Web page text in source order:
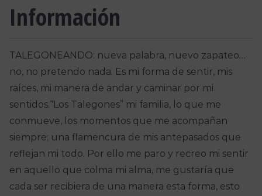
Información
TALEGONEANDO: nueva palabra, nuevo zapateo…
no, no pretendo nada. Es mi forma de sentir, mis
raíces, mi manera de andar y caminar por mi
sentidos.“Los Talegones” mi familia, lo que me
conmueve, los momentos que me acompañan
siempre; una flamencura de mis antepasados que
reflejan mi todo. Por ello me paro y recreo mi sentir
en aquello que colma mi alma, me gustaría que
cada ser recibiera de una manera esta forma, esto